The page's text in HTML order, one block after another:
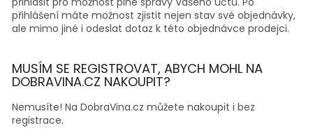
přihlášení máte možnost zjistit nejen stav své objednávky,
ale mimo jiné i odeslat dotaz k této objednávce prodejci.
MUSÍM SE REGISTROVAT, ABYCH MOHL NA
DOBRAVINA.CZ NAKOUPIT?
Nemusíte! Na DobraVina.cz můžete nakoupit i bez
registrace.